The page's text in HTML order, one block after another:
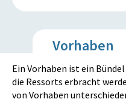
Vorhaben
Ein Vorhaben ist ein
die Ressorts erbracht
von Vorhaben